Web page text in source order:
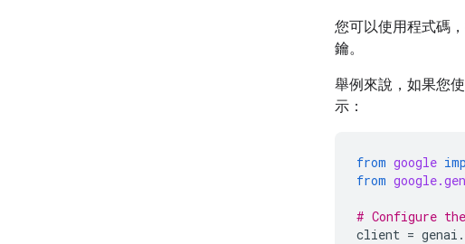
您可以使用程式碼
鑰。
舉例來說，如果您
示：
from google
from
# Configure
client = genai .